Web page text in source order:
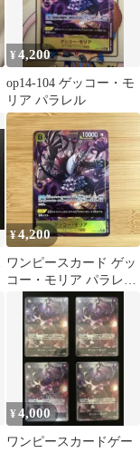
¥4,200
op14-104 ゲッコー・モ
リア パラレル
¥4,200
ワンピースカード ゲッ
コー・モリア パラレル
OP14-104
¥4,000
ワンピースカードゲー